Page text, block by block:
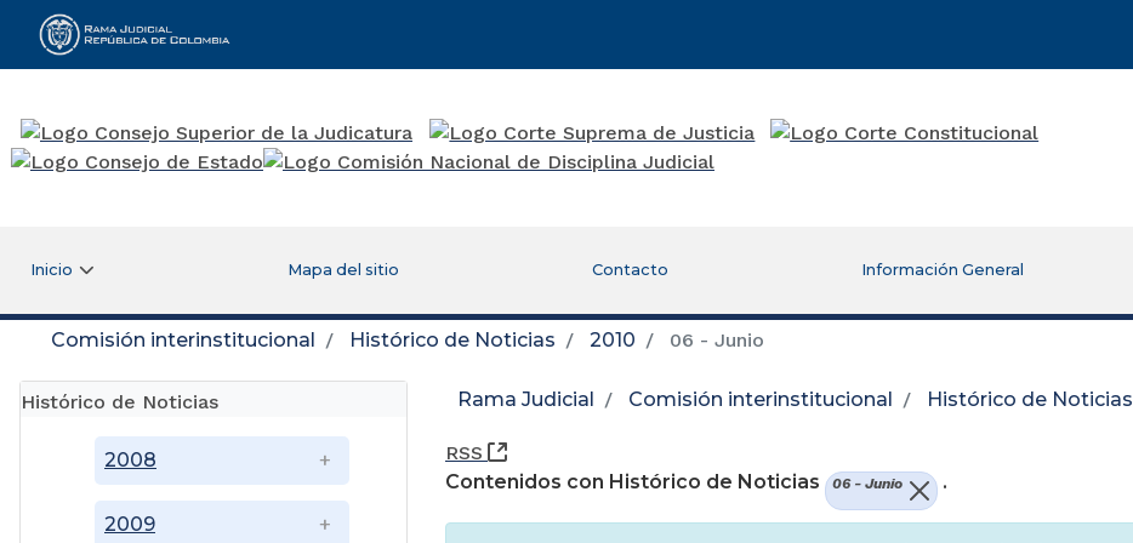
Rama Judicial
Inicio Mapa del sitio Contacto Información General
Comisión interinstitucional Histórico de Noticias 2010 06 - Junio
Histórico de Noticias
2008
2009
Rama Judicial Comisión interinstitucional Histórico de Noticias
RSS
(Abre una nueva ventana)
Contenidos con Histórico de Noticias
06 - Junio .